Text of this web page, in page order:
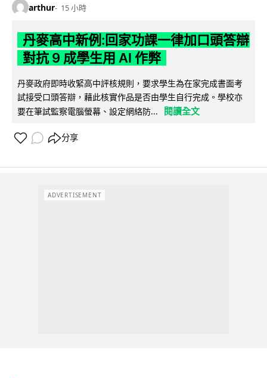
arthur 15 小時
丹麥高中新例:回家功課一律加口頭答辯
對抗 9 成學生用 AI 作弊
丹麥政府即時收緊高中評核規則，要求學生為在家完成書面考
試接受口頭答辯，藉此核實作品是否由學生自行完成。學校亦
要在筆試監察電腦螢幕、設定網絡防...
閱讀全文
分享
ADVERTISEMENT